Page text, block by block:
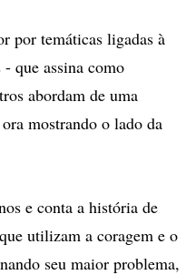
por temáticas ligadas à
que assina como
abordam de uma
mostrando o lado da
e conta a história de
utilizam a coragem e o
seu maior problema,